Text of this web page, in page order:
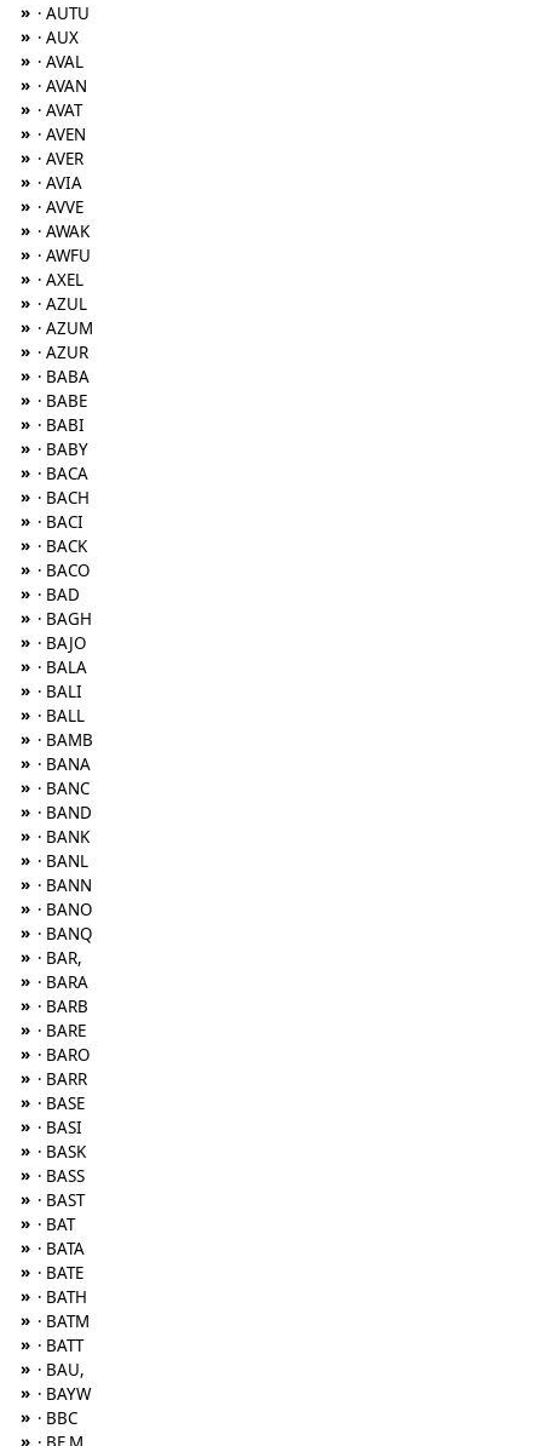
» · AUTU
» · AUX
» · AVAL
» · AVAN
» · AVAT
» · AVEN
» · AVER
» · AVIA
» · AVVE
» · AWAK
» · AWFU
» · AXEL
» · AZUL
» · AZUM
» · AZUR
» · BABA
» · BABE
» · BABI
» · BABY
» · BACA
» · BACH
» · BACI
» · BACK
» · BACO
» · BAD
» · BAGH
» · BAJO
» · BALA
» · BALI
» · BALL
» · BAMB
» · BANA
» · BANC
» · BAND
» · BANK
» · BANL
» · BANN
» · BANO
» · BANQ
» · BAR,
» · BARA
» · BARB
» · BARE
» · BARO
» · BARR
» · BASE
» · BASI
» · BASK
» · BASS
» · BAST
» · BAT
» · BATA
» · BATE
» · BATH
» · BATM
» · BATT
» · BAU,
» · BAYW
» · BBC
»